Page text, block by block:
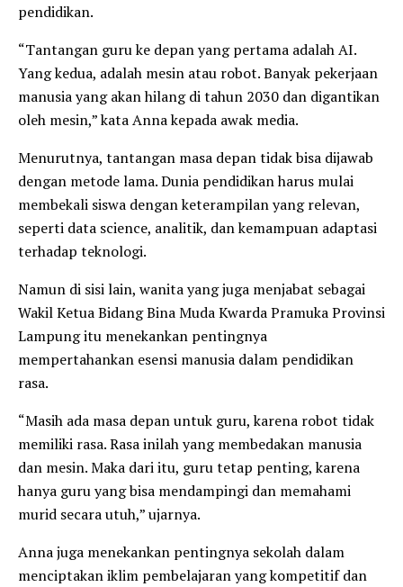
pendidikan.
“Tantangan guru ke depan yang pertama adalah AI.
Yang kedua, adalah mesin atau robot. Banyak pekerjaan
manusia yang akan hilang di tahun 2030 dan digantikan
oleh mesin,” kata Anna kepada awak media.
Menurutnya, tantangan masa depan tidak bisa dijawab
dengan metode lama. Dunia pendidikan harus mulai
membekali siswa dengan keterampilan yang relevan,
seperti data science, analitik, dan kemampuan adaptasi
terhadap teknologi.
Namun di sisi lain, wanita yang juga menjabat sebagai
Wakil Ketua Bidang Bina Muda Kwarda Pramuka Provinsi
Lampung itu menekankan pentingnya
mempertahankan esensi manusia dalam pendidikan
rasa.
“Masih ada masa depan untuk guru, karena robot tidak
memiliki rasa. Rasa inilah yang membedakan manusia
dan mesin. Maka dari itu, guru tetap penting, karena
hanya guru yang bisa mendampingi dan memahami
murid secara utuh,” ujarnya.
Anna juga menekankan pentingnya sekolah dalam
menciptakan iklim pembelajaran yang kompetitif dan